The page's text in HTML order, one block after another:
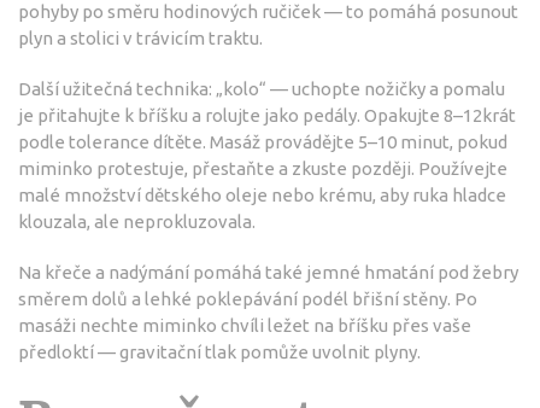
pohyby po směru hodinových ručiček — to pomáhá posunout
plyn a stolici v trávicím traktu.
Další užitečná technika: „kolo“ — uchopte nožičky a pomalu
je přitahujte k bříšku a rolujte jako pedály. Opakujte 8–12krát
podle tolerance dítěte. Masáž provádějte 5–10 minut, pokud
miminko protestuje, přestaňte a zkuste později. Používejte
malé množství dětského oleje nebo krému, aby ruka hladce
klouzala, ale neprokluzovala.
Na křeče a nadýmání pomáhá také jemné hmatání pod žebry
směrem dolů a lehké poklepávání podél břišní stěny. Po
masáži nechte miminko chvíli ležet na bříšku přes vaše
předloktí — gravitační tlak pomůže uvolnit plyny.